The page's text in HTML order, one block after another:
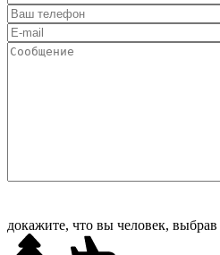
докажите, что вы человек, выбрав